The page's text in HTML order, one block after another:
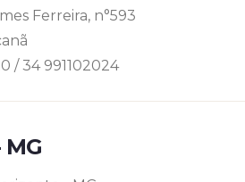
Ferreira, n°593
/ 34 991102024